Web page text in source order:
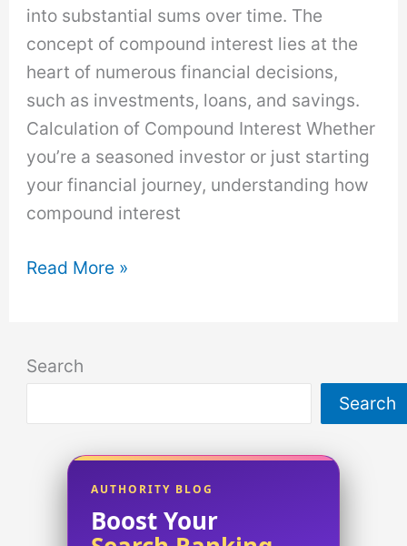
into substantial sums over time. The
concept of compound interest lies at the
heart of numerous financial decisions,
such as investments, loans, and savings.
Calculation of Compound Interest Whether
you’re a seasoned investor or just starting
your financial journey, understanding how
compound interest
Calculation
Understanding
Compounding.
Read More »
Search
Search
AUTHORITY BLOG
Boost Your